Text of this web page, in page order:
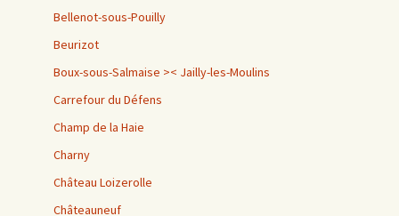
Bellenot-sous-Pouilly
Beurizot
Boux-sous-Salmaise >< Jailly-les-Moulins
Carrefour du Défens
Champ de la Haie
Charny
Château Loizerolle
Châteauneuf